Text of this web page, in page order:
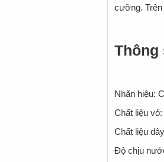
cưỡng. Trên
Thông
Nhãn hiệu:
Chất liệu
Chất liệu
Độ chịu